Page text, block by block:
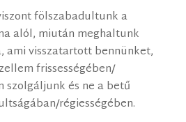
fölszabadultunk a
alól, miután meghaltunk
ami visszatartott bennünket,
frissességében/
szolgáljunk és ne a betű
régiességében.